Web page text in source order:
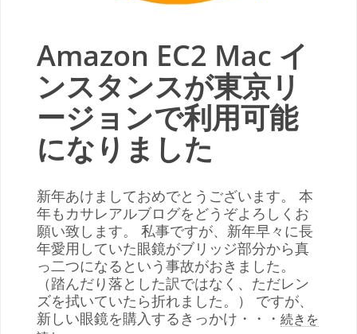
Amazon EC2 Mac イ
ンスタンスが東京リ
ージョンで利用可能
になりました
新年あけましておめでとうございます。 本
年もカサレアルブログをどうぞよろしくお
願い致します。 私事ですが、新年早々に長
年愛用していた眼鏡がブリッジ部分から真
っ二つになるという事故がおきました。
（踏んだり落とした訳ではなく、ただレン
ズを拭いていたら折れました。） ですが、
新しい眼鏡を購入するきっかけ・・・ 続きを